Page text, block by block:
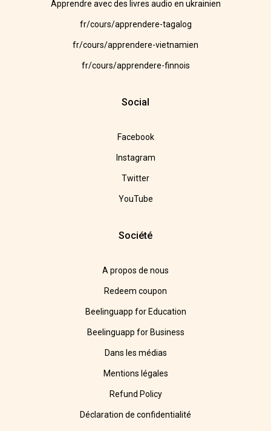
Apprendre avec des livres audio en ukrainien
fr/cours/apprendere-tagalog
fr/cours/apprendere-vietnamien
fr/cours/apprendere-finnois
Social
Facebook
Instagram
Twitter
YouTube
Société
A propos de nous
Redeem coupon
Beelinguapp for Education
Beelinguapp for Business
Dans les médias
Mentions légales
Refund Policy
Déclaration de confidentialité